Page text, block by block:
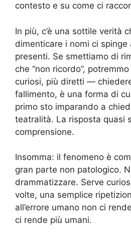
contesto e su come ci
In più, c’è una sottile verità
dimenticare i nomi ci spinge
presenti. Se smettiamo di
che “non ricordo”,
curiosi, più diretti —
fallimento, è una forma di
primo sto imparando a
teatralità. La risposta quasi
comprensione.
Insomma: il fenomeno è
gran parte non patologico.
drammatizzare. Serve
volte, una semplice
all’errore umano non ci
ci rende più umani.